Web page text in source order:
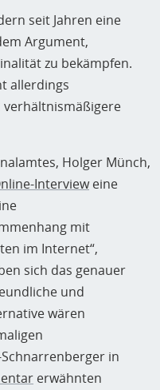
seit Jahren eine
Argument,
zu bekämpfen.
allerdings
verhältnismäßigere
Holger Münch,
Intervieweine
mit
im Internet“,
sich das genauer
und
wären
in
erwähnten